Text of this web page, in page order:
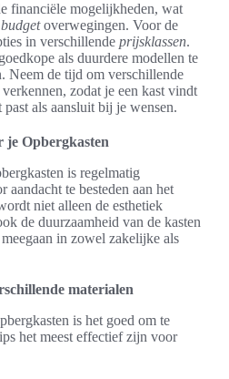
financiële mogelijkheden, wat
budgetoverwegingen. Voor de
in verschillende prijsklassen.
als duurdere modellen te
Neem de tijd om verschillende
zodat je een kast vindt
als aansluit bij je wensen.
je Opbergkasten
is regelmatig
te besteden aan het
niet alleen de esthetiek
de duurzaamheid van de kasten
in zowel zakelijke als
materialen
is het goed om te
het meest effectief zijn voor